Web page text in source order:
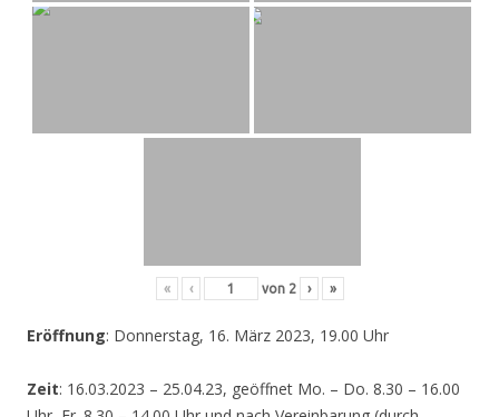
« ‹ von 2 › »
Eröffnung: Donnerstag, 16. März 2023, 19.00 Uhr
Zeit: 16.03.2023 – 25.04.23, geöffnet Mo. – Do. 8.30 – 16.00